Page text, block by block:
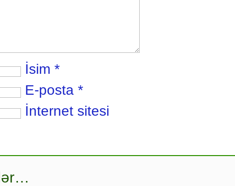
İsim *
E-posta *
İnternet sitesi